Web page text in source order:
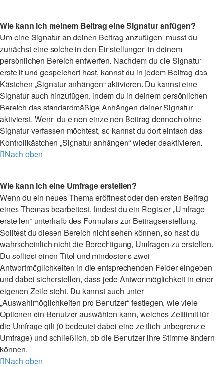
Wie kann ich meinem Beitrag eine Signatur anfügen?
Um eine Signatur an deinen Beitrag anzufügen, musst du
zunächst eine solche in den Einstellungen in deinem
persönlichen Bereich entwerfen. Nachdem du die Signatur
erstellt und gespeichert hast, kannst du in jedem Beitrag das
Kästchen „Signatur anhängen“ aktivieren. Du kannst eine
Signatur auch hinzufügen, indem du in deinem persönlichen
Bereich das standardmäßige Anhängen deiner Signatur
aktivierst. Wenn du einen einzelnen Beitrag dennoch ohne
Signatur verfassen möchtest, so kannst du dort einfach das
Kontrollkästchen „Signatur anhängen“ wieder deaktivieren.
Nach oben
Wie kann ich eine Umfrage erstellen?
Wenn du ein neues Thema eröffnest oder den ersten Beitrag
eines Themas bearbeitest, findest du ein Register „Umfrage
erstellen“ unterhalb des Formulars zur Beitragserstellung.
Solltest du diesen Bereich nicht sehen können, so hast du
wahrscheinlich nicht die Berechtigung, Umfragen zu erstellen.
Du solltest einen Titel und mindestens zwei
Antwortmöglichkeiten in die entsprechenden Felder eingeben
und dabei sicherstellen, dass jede Antwortmöglichkeit in einer
eigenen Zeile steht. Du kannst auch unter
„Auswahlmöglichkeiten pro Benutzer“ festlegen, wie viele
Optionen ein Benutzer auswählen kann, welches Zeitlimit für
die Umfrage gilt (0 bedeutet dabei eine zeitlich unbegrenzte
Umfrage) und schließlich, ob die Benutzer ihre Stimme ändern
können.
Nach oben